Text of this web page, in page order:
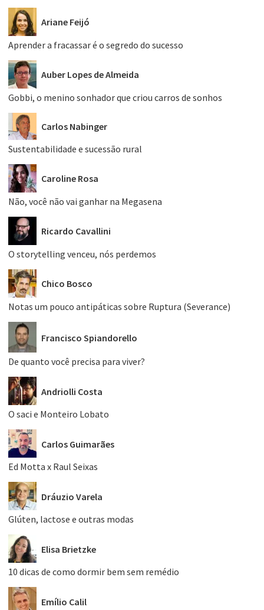
Ariane Feijó
Aprender a fracassar é o segredo do sucesso
Auber Lopes de Almeida
Gobbi, o menino sonhador que criou carros de sonhos
Carlos Nabinger
Sustentabilidade e sucessão rural
Caroline Rosa
Não, você não vai ganhar na Megasena
Ricardo Cavallini
O storytelling venceu, nós perdemos
Chico Bosco
Notas um pouco antipáticas sobre Ruptura (Severance)
Francisco Spiandorello
De quanto você precisa para viver?
Andriolli Costa
O saci e Monteiro Lobato
Carlos Guimarães
Ed Motta x Raul Seixas
Dráuzio Varela
Glúten, lactose e outras modas
Elisa Brietzke
10 dicas de como dormir bem sem remédio
Emílio Calil